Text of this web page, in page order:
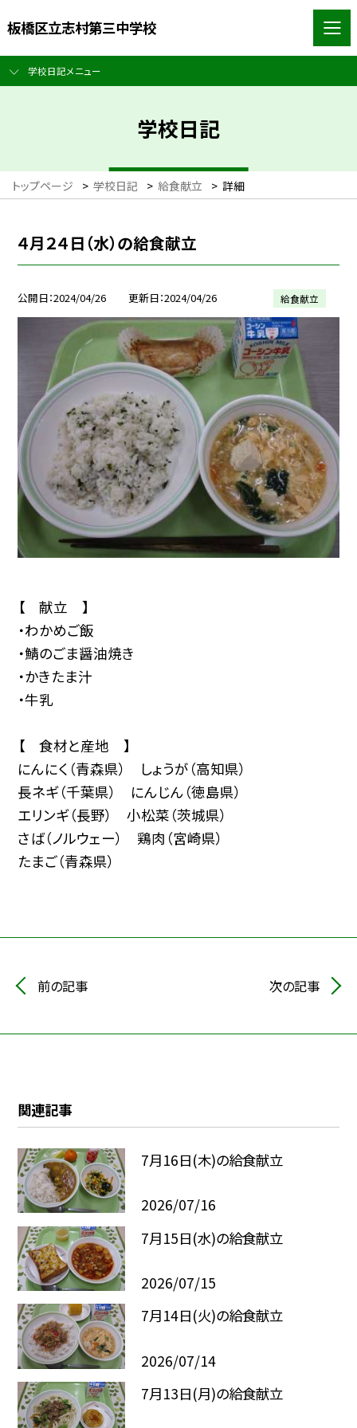
板橋区立志村第三中学校
学校日記メニュー
学校日記
トップページ > 学校日記 > 給食献立 > 詳細
４月２４日（水）の給食献立
公開日 2024/04/26 更新日 2024/04/26 給食献立
【 献立 】
・わかめご飯
・鯖のごま醤油焼き
・かきたま汁
・牛乳
【 食材と産地 】
にんにく（青森県） しょうが（高知県）
長ネギ（千葉県） にんじん（徳島県）
エリンギ（長野） 小松菜（茨城県）
さば（ノルウェー） 鶏肉（宮崎県）
たまご（青森県）
前の記事 次の記事
関連記事
7月16日(木)の給食献立
2026/07/16
7月15日(水)の給食献立
2026/07/15
7月14日(火)の給食献立
2026/07/14
7月13日(月)の給食献立